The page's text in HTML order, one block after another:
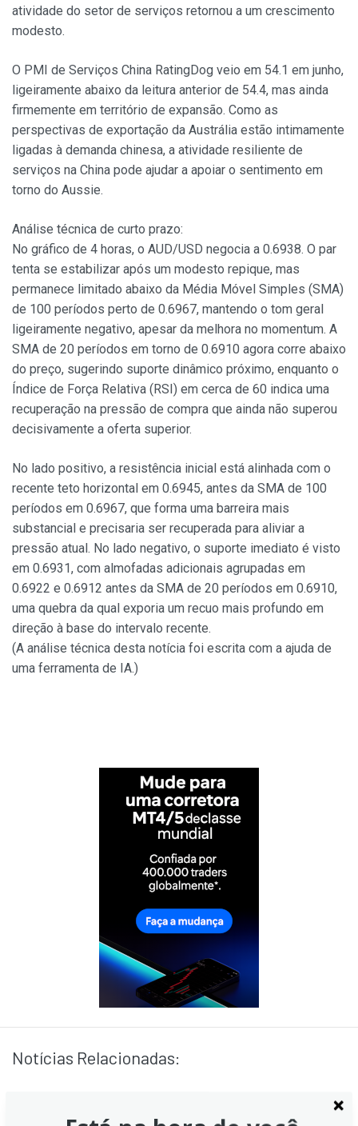
atividade do setor de serviços retornou a um crescimento
modesto.
O PMI de Serviços China RatingDog veio em 54.1 em junho,
ligeiramente abaixo da leitura anterior de 54.4, mas ainda
firmemente em território de expansão. Como as
perspectivas de exportação da Austrália estão intimamente
ligadas à demanda chinesa, a atividade resiliente de
serviços na China pode ajudar a apoiar o sentimento em
torno do Aussie.
Análise técnica de curto prazo:
No gráfico de 4 horas, o AUD/USD negocia a 0.6938. O par
tenta se estabilizar após um modesto repique, mas
permanece limitado abaixo da Média Móvel Simples (SMA)
de 100 períodos perto de 0.6967, mantendo o tom geral
ligeiramente negativo, apesar da melhora no momentum. A
SMA de 20 períodos em torno de 0.6910 agora corre abaixo
do preço, sugerindo suporte dinâmico próximo, enquanto o
Índice de Força Relativa (RSI) em cerca de 60 indica uma
recuperação na pressão de compra que ainda não superou
decisivamente a oferta superior.
No lado positivo, a resistência inicial está alinhada com o
recente teto horizontal em 0.6945, antes da SMA de 100
períodos em 0.6967, que forma uma barreira mais
substancial e precisaria ser recuperada para aliviar a
pressão atual. No lado negativo, o suporte imediato é visto
em 0.6931, com almofadas adicionais agrupadas em
0.6922 e 0.6912 antes da SMA de 20 períodos em 0.6910,
uma quebra da qual exporia um recuo mais profundo em
direção à base do intervalo recente.
(A análise técnica desta notícia foi escrita com a ajuda de
uma ferramenta de IA.)
Notícias Relacionadas: